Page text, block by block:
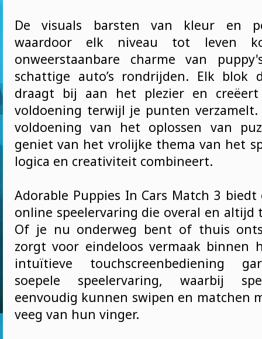
De visuals barsten van kleur en
waardoor elk niveau tot leven
onweerstaanbare charme van
schattige auto’s rondrijden. Elk blok
draagt bij aan het plezier en
voldoening terwijl je punten verzamelt.
voldoening van het oplossen van
geniet van het vrolijke thema van het
logica en creativiteit combineert.
Adorable Puppies In Cars Match 3
online speelervaring die overal en altijd
Of je nu onderweg bent of thuis
zorgt voor eindeloos vermaak binnen
intuïtieve touchscreenbediening
soepele speelervaring, waarbij
eenvoudig kunnen swipen en matchen
veeg van hun vinger.